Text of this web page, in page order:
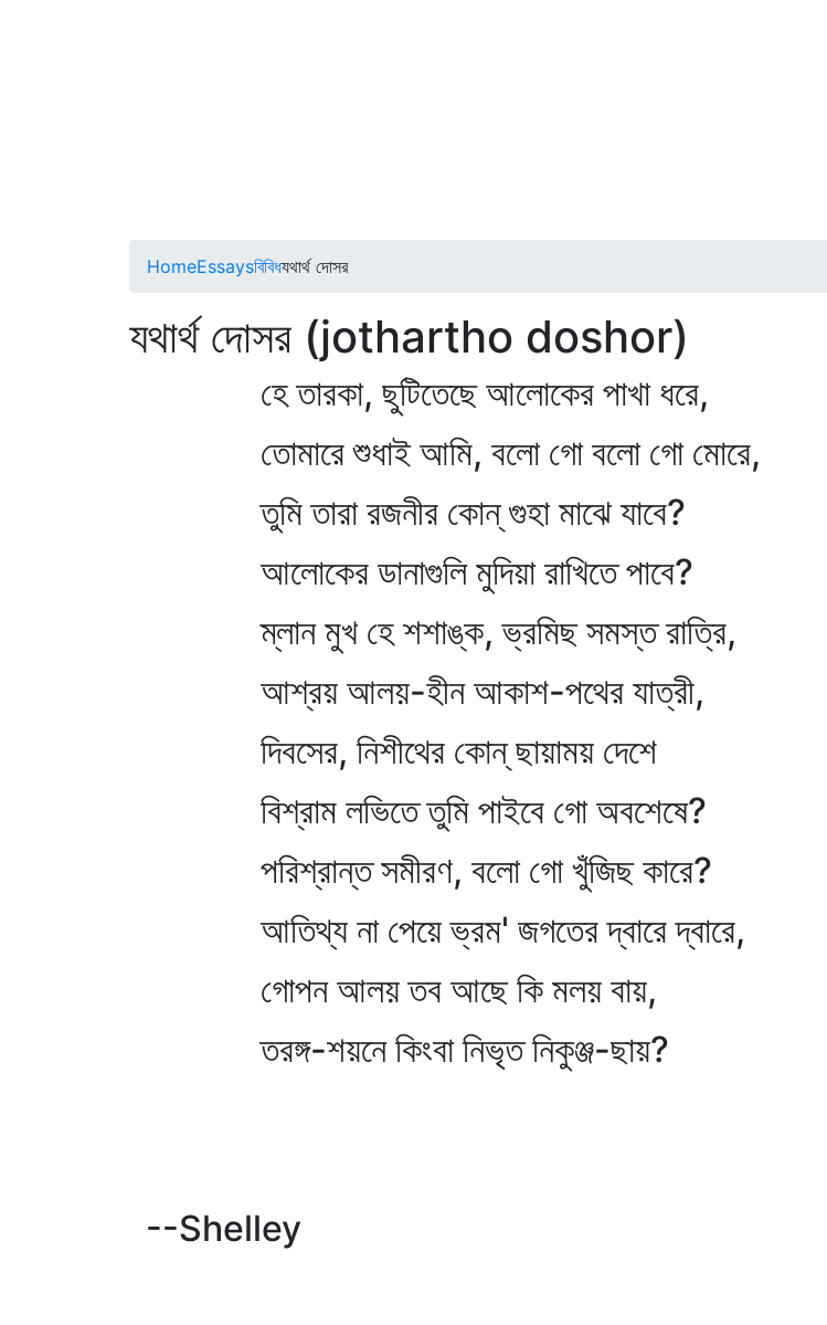
HomeEssaysবিবিধযথার্থ দোসর
যথার্থ দোসর (jothartho doshor)
হে তারকা, ছুটিতেছে আলোকের পাখা ধরে,
তোমারে শুধাই আমি, বলো গো বলো গো মোরে,
তুমি তারা রজনীর কোন্‌ গুহা মাঝে যাবে?
আলোকের ডানাগুলি মুদিয়া রাখিতে পাবে?
ম্লান মুখ হে শশাঙ্ক, ভ্রমিছ সমস্ত রাত্রি,
আশ্রয় আলয়-হীন আকাশ-পথের যাত্রী,
দিবসের, নিশীথের কোন্‌ ছায়াময় দেশে
বিশ্রাম লভিতে তুমি পাইবে গো অবশেষে?
পরিশ্রান্ত সমীরণ, বলো গো খুঁজিছ কারে?
আতিথ্য না পেয়ে ভ্রম' জগতের দ্বারে দ্বারে,
গোপন আলয় তব আছে কি মলয় বায়,
তরঙ্গ-শয়নে কিংবা নিভৃত নিকুঞ্জ-ছায়?
--Shelley